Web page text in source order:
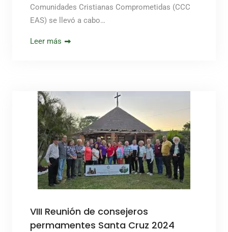
Comunidades Cristianas Comprometidas (CCC
EAS) se llevó a cabo…
Leer más
VIII Reunión de consejeros
permamentes Santa Cruz 2024